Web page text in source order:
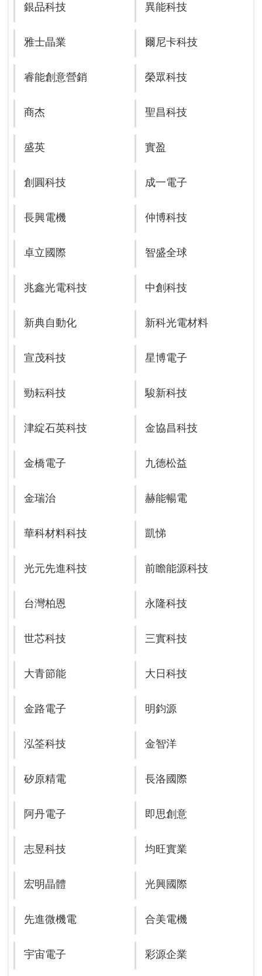
銀品科技 異能科技
雅士晶業 爾尼卡科技
睿能創意營銷 榮眾科技
商杰 聖昌科技
盛英 實盈
創圓科技 成一電子
長興電機 仲博科技
卓立國際 智盛全球
兆鑫光電科技 中創科技
新典自動化 新科光電材料
宣茂科技 星博電子
勁耘科技 駿新科技
津綻石英科技 金協昌科技
金橋電子 九德松益
金瑞治 赫能暢電
華科材料科技 凱悌
光元先進科技 前瞻能源科技
台灣柏恩 永隆科技
世芯科技 三實科技
大青節能 大日科技
金路電子 明鈞源
泓筌科技 金智洋
矽原精電 長洛國際
阿丹電子 即思創意
志昱科技 均旺實業
宏明晶體 光興國際
先進微機電 合美電機
宇宙電子 彩源企業